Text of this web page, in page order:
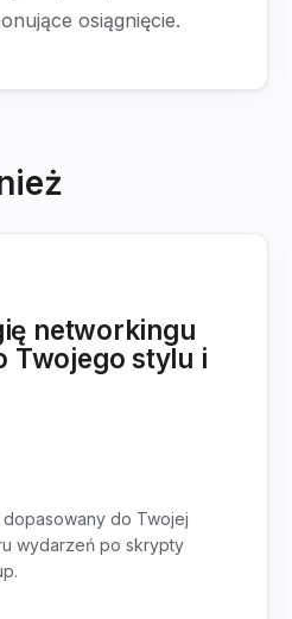
osiągnięcie.
networkingu
Twojego stylu i
do Twojej
wydarzeń po skrypty